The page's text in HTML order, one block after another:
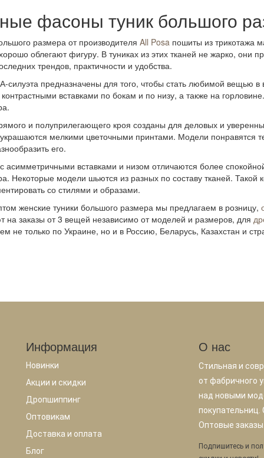
фасоны туник большого
размера от производителя All Posa пошиты из трикотажа
облегают фигуру. В туниках из этих тканей не жарко, они
трендов, практичности и удобства.
силуэта предназначены для того, чтобы стать любимой вещью
вставками по бокам и по низу, а также на
и полуприлегающего кроя созданы для деловых и
мелкими цветочными принтами. Модели понравятся
его.
асимметричными вставками и низом отличаются более
Некоторые модели шьются из разных по составу тканей. Такой
со стилями и образами.
женские туники большого размера мы предлагаем в розницу,
на заказы от 3 вещей независимо от моделей и размеров, для
не только по Украине, но и в Россию, Беларусь, Казахстан и
Информация
Новинки
Акции и скидки
Дропшиппинг
Оптовикам
Доставка и оплата
Блог
О нас
Стильная и
от фабричного
над новыми
Оптовые
Подпишитесь и